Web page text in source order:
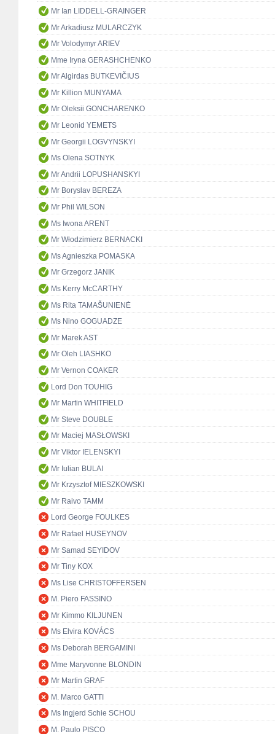
Mr Ian LIDDELL-GRAINGER
Mr Arkadiusz MULARCZYK
Mr Volodymyr ARIEV
Mme Iryna GERASHCHENKO
Mr Algirdas BUTKEVIČIUS
Mr Killion MUNYAMA
Mr Oleksii GONCHARENKO
Mr Leonid YEMETS
Mr Georgii LOGVYNSKYI
Ms Olena SOTNYK
Mr Andrii LOPUSHANSKYI
Mr Boryslav BEREZA
Mr Phil WILSON
Ms Iwona ARENT
Mr Włodzimierz BERNACKI
Ms Agnieszka POMASKA
Mr Grzegorz JANIK
Ms Kerry McCARTHY
Ms Rita TAMAŠUNIENĖ
Ms Nino GOGUADZE
Mr Marek AST
Mr Oleh LIASHKO
Mr Vernon COAKER
Lord Don TOUHIG
Mr Martin WHITFIELD
Mr Steve DOUBLE
Mr Maciej MASŁOWSKI
Mr Viktor IELENSKYI
Mr Iulian BULAI
Mr Krzysztof MIESZKOWSKI
Mr Raivo TAMM
Lord George FOULKES
Mr Rafael HUSEYNOV
Mr Samad SEYIDOV
Mr Tiny KOX
Ms Lise CHRISTOFFERSEN
M. Piero FASSINO
Mr Kimmo KILJUNEN
Ms Elvira KOVÁCS
Ms Deborah BERGAMINI
Mme Maryvonne BLONDIN
Mr Martin GRAF
M. Marco GATTI
Ms Ingjerd Schie SCHOU
M. Paulo PISCO